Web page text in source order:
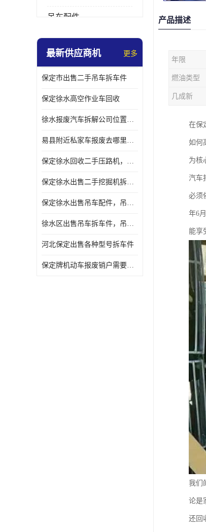
吊车配件
挖掘机拆车件
最新供应商机 更多
保定市出售二手吊车拆车件
保定徐水高空作业车回收
徐水报废汽车拆解公司位置，出售二手拆车件发动机
易县附近私家车报废去哪里，咨询车辆销户流程电话
保定徐水回收二手压路机，压路机拆解市场在哪
保定徐水出售二手挖掘机拆车件，挖掘机配件，液压件出售
保定徐水出售吊车配件，吊车拆车件出售
徐水区出售吊车拆车件，吊车液压件，吊车发动机变速箱出售
河北保定出售各种型号拆车件
保定牌机动车报废销户需要带哪些手续，流程咨询
产品描述
年限
燃油类型
几成新
在保
如何
为核
汽车
必须
年6
能享
我们
论是
还回